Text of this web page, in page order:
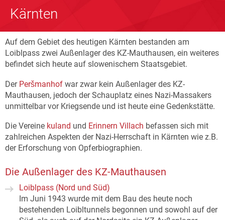
Kärnten
Auf dem Gebiet des heutigen Kärnten bestanden am
Loiblpass zwei Außenlager des KZ-Mauthausen, ein weiteres
befindet sich heute auf slowenischem Staatsgebiet.
Der Peršmanhof war zwar kein Außenlager des KZ-
Mauthausen, jedoch der Schauplatz eines Nazi-Massakers
unmittelbar vor Kriegsende und ist heute eine Gedenkstätte.
Die Vereine kuland und Erinnern Villach befassen sich mit
zahlreichen Aspekten der Nazi-Herrschaft in Kärnten wie z.B.
der Erforschung von Opferbiographien.
Die Außenlager des KZ-Mauthausen
Loiblpass (Nord und Süd)
Im Juni 1943 wurde mit dem Bau des heute noch
bestehenden Loibltunnels begonnen und sowohl auf der